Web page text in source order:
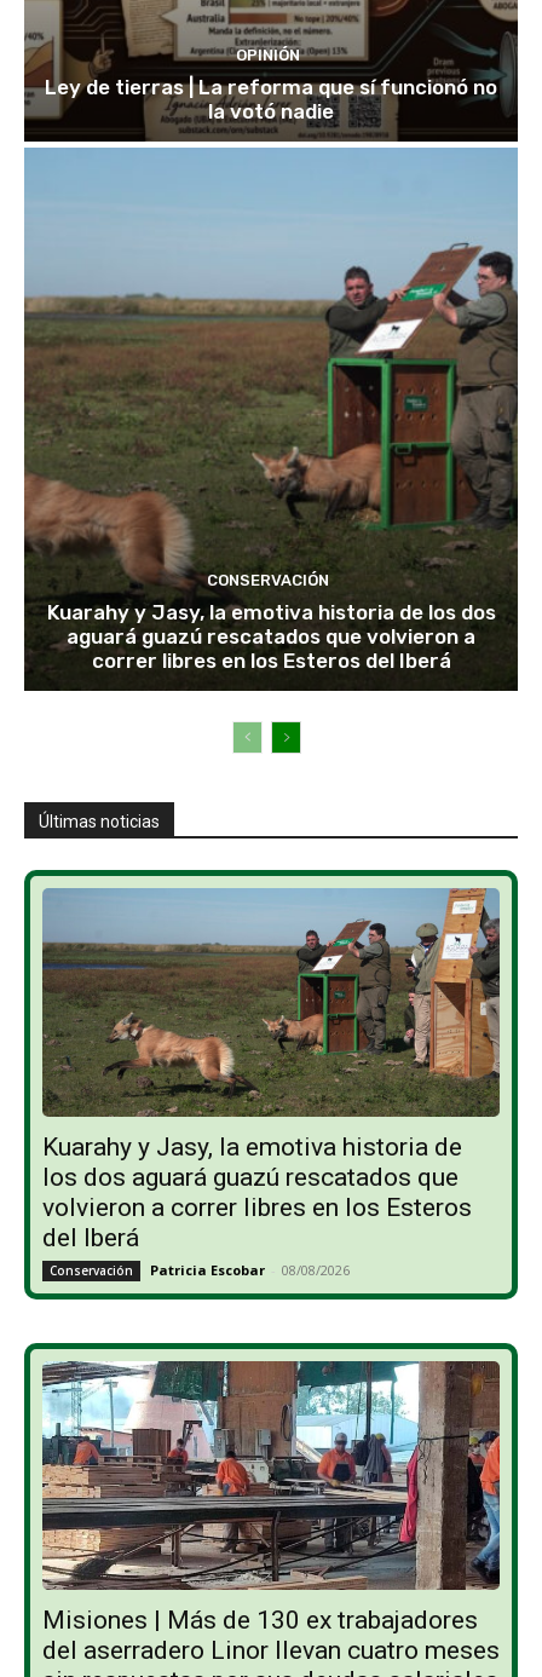
OPINIÓN
Ley de tierras | La reforma que sí funcionó no
la votó nadie
CONSERVACIÓN
Kuarahy y Jasy, la emotiva historia de los dos
aguará guazú rescatados que volvieron a
correr libres en los Esteros del Iberá
Últimas noticias
Kuarahy y Jasy, la emotiva historia de
los dos aguará guazú rescatados que
volvieron a correr libres en los Esteros
del Iberá
Conservación Patricia Escobar - 08/08/2026
Misiones | Más de 130 ex trabajadores
del aserradero Linor llevan cuatro meses